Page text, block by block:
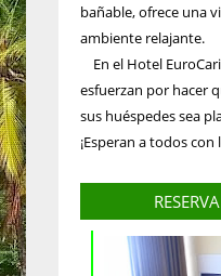
bañable, ofrece una
ambiente relajante.
En el Hotel
esfuerzan por hacer
sus huéspedes sea
¡Esperan a todos